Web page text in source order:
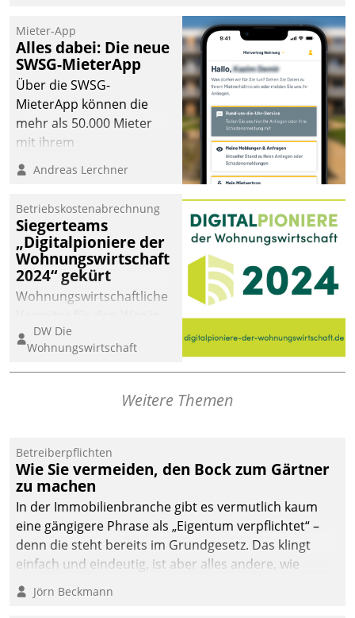
Mieter-App
Alles dabei: Die neue
SWSG-MieterApp
Über die SWSG-
MieterApp können die
mehr als 50.000 Mieter
mit ihrem
Wohnungsunternehmen
kommunizieren, auf dem
einsehen und ändern
oder
Schadensmeldungen
abgeben – rund um die
Uhr.
Andreas Lerchner
Betriebskostenabrechnung
Siegerteams
„Digitalpioniere der
Wohnungswirtschaft
2024“ gekürt
Wohnungswirtschaftliche
eine digitale Zukunft zu
finden, ist das Ziel des
Awards „Digitalpioniere
Wohnungswirtschaft“.
dafür ein Team
bestehend aus
Wohnungsunternehmen
und PropTech.
DW Die
Wohnungswirtschaft
Weitere Themen
Betreiberpflichten
Wie Sie vermeiden, den Bock zum Gärtner
zu machen
In der Immobilienbranche gibt es vermutlich kaum
eine gängigere Phrase als „Eigentum verpflichtet“ –
denn die steht bereits im Grundgesetz. Das klingt
einfach und eindeutig, ist aber alles andere, wie
Branchenbeschäftigte wissen. Denn mit der
Verantwortung folgen Verpflichtungen.
Jörn Beckmann